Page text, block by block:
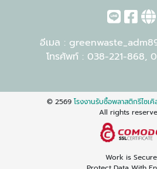
อีเมล :
โทรศัพท์ : 038-221-868,
© 2569 โรงงานรับซื้อพลาสติกรีไซเ
All rights
Work is Secure